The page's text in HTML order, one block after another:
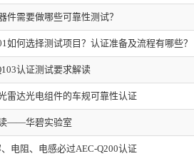
件需要做哪些可靠性测试？
如何选择测试项目？认证准备及流程有哪些？
认证测试要求解读
达光电组件的车规可靠性认证
——华碧实验室
电阻、电感必过AEC-Q200认证